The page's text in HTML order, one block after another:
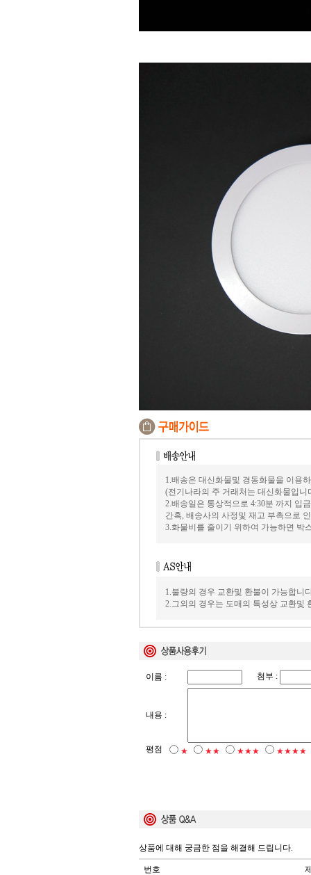
1.배송은 대신화물및 경동화물을 이용
(전기나라의 주 거래처는 대신화물입니
2.배송일은 통상적으로 4:30분 까지 입
간혹, 배송사의 사정및 재고 부촉으로
3.화물비를 줄이기 위하여 가능하면 박
1.불량의 경우 교환및 환불이 가능합니
2.그외의 경우는 도매의 특성상 교환및
이름 : 첨부 :
내용 :
평점 ★ ★★ ★★★ ★★★★
상품에 대해 궁금한 점을 해결해 드립니다.
번호